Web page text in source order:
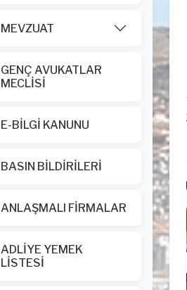
MEVZUAT
GENÇ AVUKATLAR
MECLİSİ
E-BİLGİ KANUNU
BASIN BİLDİRİLERİ
ANLAŞMALI FİRMALAR
ADLİYE YEMEK
LİSTESİ